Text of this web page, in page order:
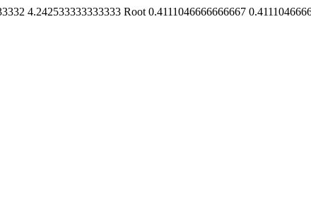
4.242533333333333 Root 0.4111046666666667